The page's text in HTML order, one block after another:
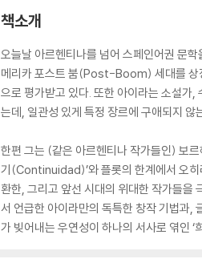
책소개
오늘날 아르헨티나를 넘어 스페인어권 문
메리카 포스트 붐(Post-Boom) 세대를 상징
으로 평가받고 있다. 또한 아이라는 소설가
는데, 일관성 있게 특정 장르에 구애되지
한편 그는 (같은 아르헨티나 작가들인) 보
기(Continuidad)’와 플롯의 한계에서 오
환한, 그리고 앞선 시대의 위대한 작가들을
서 언급한 아이라만의 독특한 창작 기법과,
가 빚어내는 우연성이 하나의 서사로 엮인 ‘